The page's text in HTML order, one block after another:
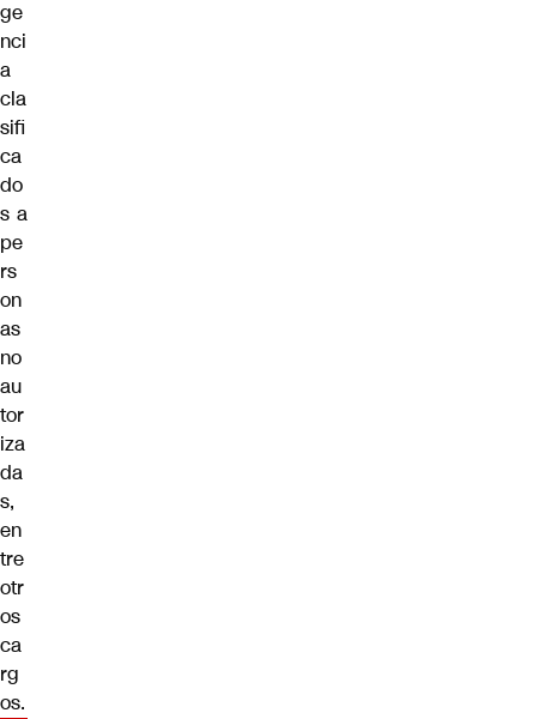
ge
nci
a
cla
sifi
ca
do
s a
pe
rs
on
as
no
au
tor
iza
da
s,
en
tre
otr
os
ca
rg
os.